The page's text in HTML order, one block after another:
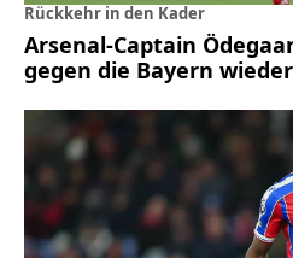
Rückkehr in den Kader
Arsenal-Captain
gegen die Bayern